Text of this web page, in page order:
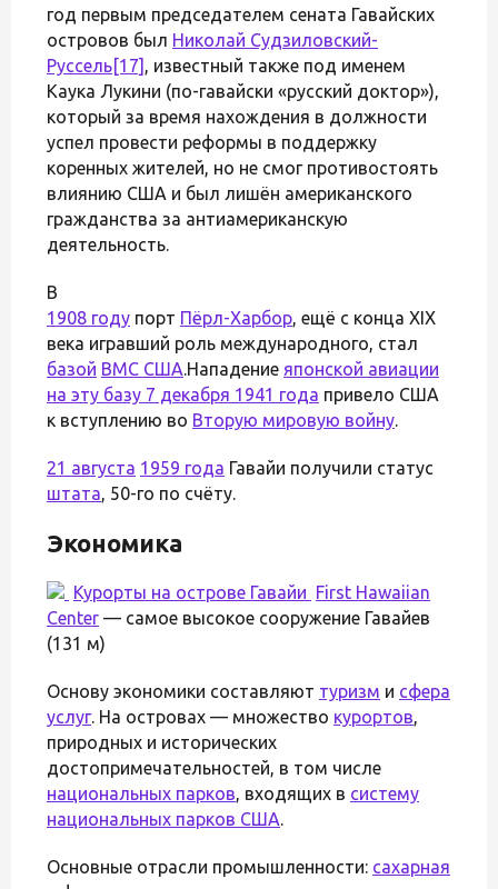
год первым председателем сената Гавайских
островов был Николай Судзиловский-
Руссель[17] , известный также под именем
Каука Лукини (по-гавайски «русский доктор»),
который за время нахождения в должности
успел провести реформы в поддержку
коренных жителей, но не смог противостоять
влиянию США и был лишён американского
гражданства за антиамериканскую
деятельность.
В
1908 году порт Пёрл-Харбор, ещё с конца XIX
века игравший роль международного, стал
базой ВМС США.Нападение японской авиации
на эту базу 7 декабря 1941 года привело США
к вступлению во Вторую мировую войну.
21 августа 1959 года Гавайи получили статус
штата, 50-го по счёту.
Экономика
Курорты на острове Гавайи First Hawaiian
Center — самое высокое сооружение Гавайев
(131 м)
Основу экономики составляют туризм и сфера
услуг. На островах — множество курортов,
природных и исторических
достопримечательностей, в том числе
национальных парков, входящих в систему
национальных парков США.
Основные отрасли промышленности: сахарная